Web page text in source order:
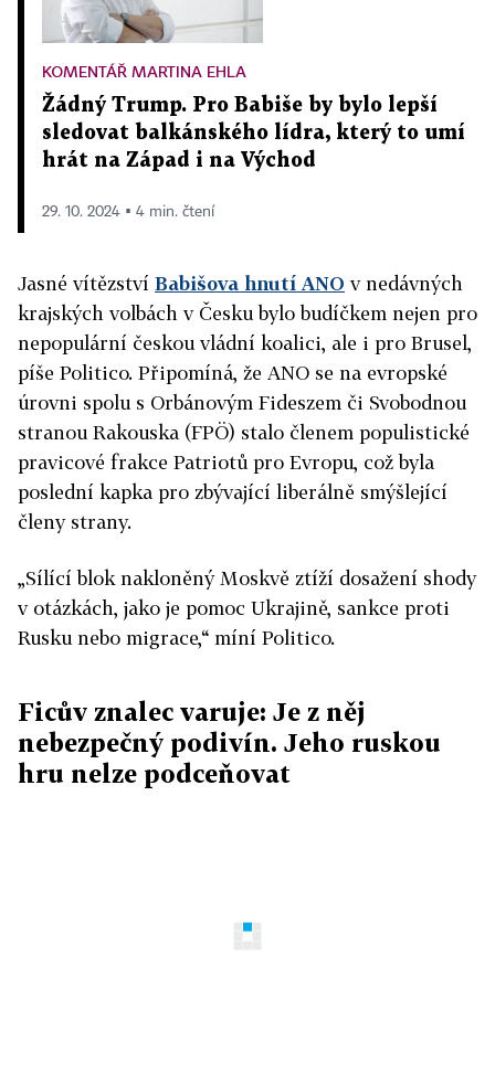
KOMENTÁŘ MARTINA EHLA
Žádný Trump. Pro Babiše by bylo lepší
sledovat balkánského lídra, který to umí
hrát na Západ i na Východ
29. 10. 2024 ▪ 4 min. čtení
Jasné vítězství Babišova hnutí ANO v nedávných
krajských volbách v Česku bylo budíčkem nejen pro
nepopulární českou vládní koalici, ale i pro Brusel,
píše Politico. Připomíná, že ANO se na evropské
úrovni spolu s Orbánovým Fideszem či Svobodnou
stranou Rakouska (FPÖ) stalo členem populistické
pravicové frakce Patriotů pro Evropu, což byla
poslední kapka pro zbývající liberálně smýšlející
členy strany.
„Sílící blok nakloněný Moskvě ztíží dosažení shody
v otázkách, jako je pomoc Ukrajině, sankce proti
Rusku nebo migrace,“ míní Politico.
Ficův znalec varuje: Je z něj
nebezpečný podivín. Jeho ruskou
hru nelze podceňovat